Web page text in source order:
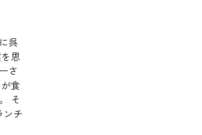
呉
思
さ
食
そ
ンチ